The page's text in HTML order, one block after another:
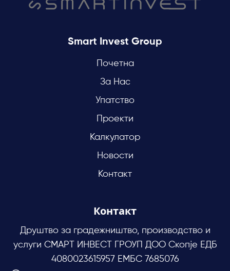
Smart Invest Group
Почетна
За Нас
Упатство
Проекти
Калкулатор
Новости
Контакт
Контакт
Друштво за градежништво, производство и
услуги СМАРТ ИНВЕСТ ГРОУП ДОО Скопје ЕДБ
4080023615957 ЕМБС 7685076